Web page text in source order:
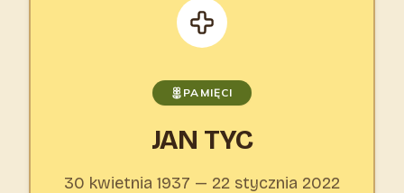
PAMIĘCI
JAN TYC
30 kwietnia 1937 — 22 stycznia 2022